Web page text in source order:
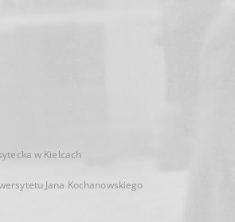
w Kielcach
Jana Kochanowskiego